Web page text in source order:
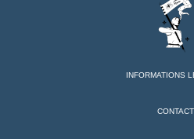
INFORMATIONS
CONTACT